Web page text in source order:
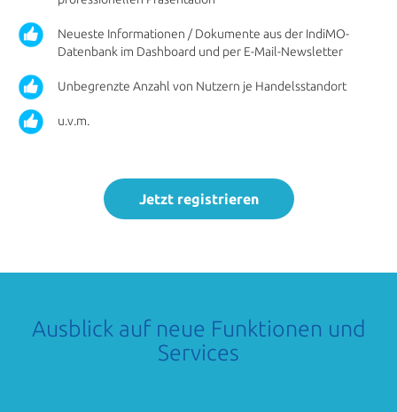
Neueste Informationen / Dokumente aus der IndiMO-
Datenbank im Dashboard und per E-Mail-Newsletter
Unbegrenzte Anzahl von Nutzern je Handelsstandort
u.v.m.
Jetzt registrieren
Ausblick auf neue Funktionen und
Services